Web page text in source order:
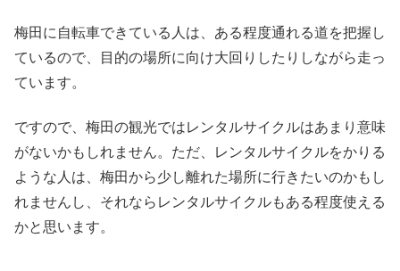
梅田に自転車できている人は、ある程度通れる道を把握し
ているので、目的の場所に向け大回りしたりしながら走っ
ています。
ですので、梅田の観光ではレンタルサイクルはあまり意味
がないかもしれません。ただ、レンタルサイクルをかりる
ような人は、梅田から少し離れた場所に行きたいのかもし
れませんし、それならレンタルサイクルもある程度使える
かと思います。